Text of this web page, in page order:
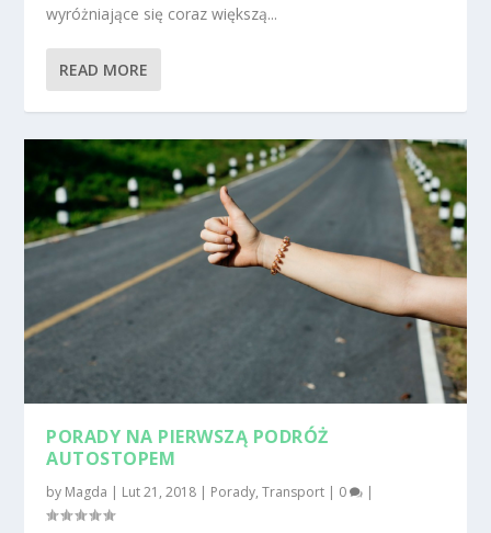
wyróżniające się coraz większą...
READ MORE
PORADY NA PIERWSZĄ PODRÓŻ
AUTOSTOPEM
by Magda | Lut 21, 2018 | Porady,Transport | 0 |